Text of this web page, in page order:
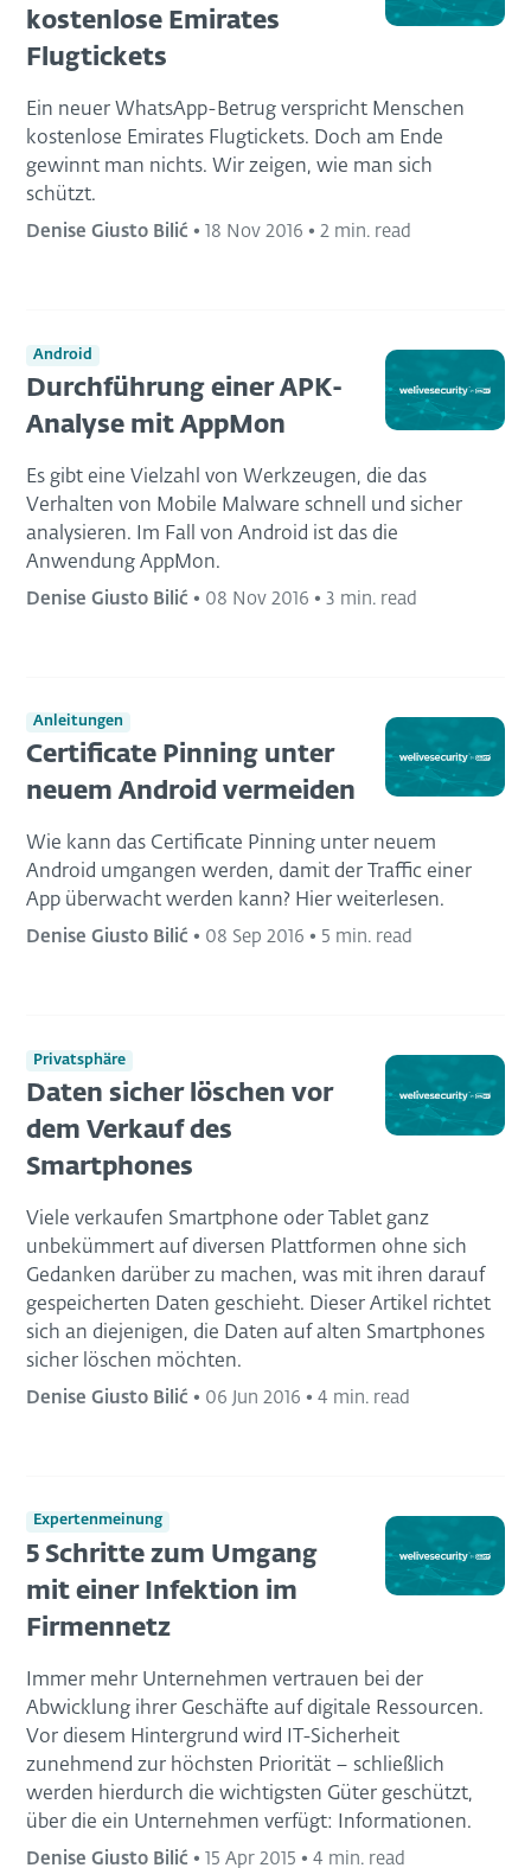
kostenlose Emirates
Flugtickets
Ein neuer WhatsApp-Betrug verspricht Menschen
kostenlose Emirates Flugtickets. Doch am Ende
gewinnt man nichts. Wir zeigen, wie man sich
schützt.
Denise Giusto Bilić • 18 Nov 2016 • 2 min. read
Android
Durchführung einer APK-
Analyse mit AppMon
Es gibt eine Vielzahl von Werkzeugen, die das
Verhalten von Mobile Malware schnell und sicher
analysieren. Im Fall von Android ist das die
Anwendung AppMon.
Denise Giusto Bilić • 08 Nov 2016 • 3 min. read
Anleitungen
Certificate Pinning unter
neuem Android vermeiden
Wie kann das Certificate Pinning unter neuem
Android umgangen werden, damit der Traffic einer
App überwacht werden kann? Hier weiterlesen.
Denise Giusto Bilić • 08 Sep 2016 • 5 min. read
Privatsphäre
Daten sicher löschen vor
dem Verkauf des
Smartphones
Viele verkaufen Smartphone oder Tablet ganz
unbekümmert auf diversen Plattformen ohne sich
Gedanken darüber zu machen, was mit ihren darauf
gespeicherten Daten geschieht. Dieser Artikel richtet
sich an diejenigen, die Daten auf alten Smartphones
sicher löschen möchten.
Denise Giusto Bilić • 06 Jun 2016 • 4 min. read
Expertenmeinung
5 Schritte zum Umgang
mit einer Infektion im
Firmennetz
Immer mehr Unternehmen vertrauen bei der
Abwicklung ihrer Geschäfte auf digitale Ressourcen.
Vor diesem Hintergrund wird IT-Sicherheit
zunehmend zur höchsten Priorität – schließlich
werden hierdurch die wichtigsten Güter geschützt,
über die ein Unternehmen verfügt: Informationen.
Denise Giusto Bilić • 15 Apr 2015 • 4 min. read